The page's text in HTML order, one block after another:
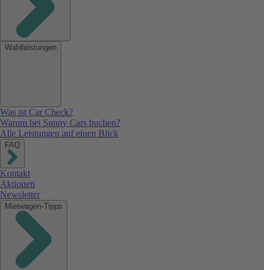
Wahlleistungen
Was ist Car Check?
Warum bei Sunny Cars buchen?
Alle Leistungen auf einen Blick
FAQ
Kontakt
Aktionen
Newsletter
Mietwagen-Tipps